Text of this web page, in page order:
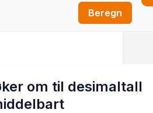
Beregn
om til desimaltall